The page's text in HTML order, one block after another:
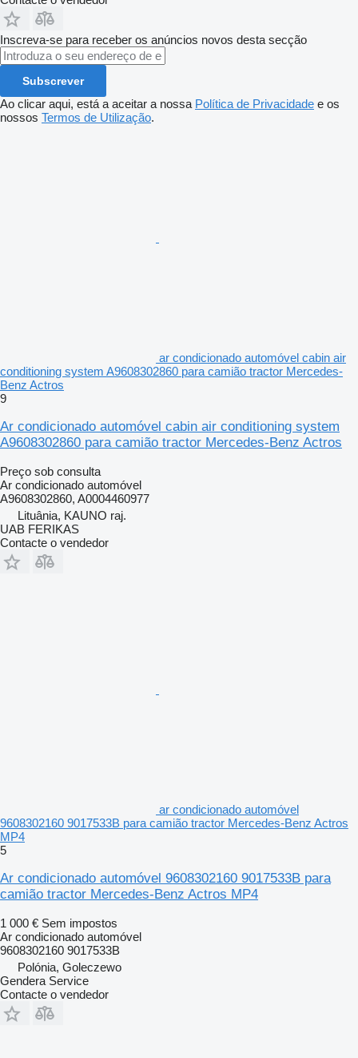
Inscreva-se para receber os anúncios novos desta secção
Subscrever
Ao clicar aqui, está a aceitar a nossa Política de Privacidade e os
nossos Termos de Utilização.
ar condicionado automóvel cabin air
conditioning system A9608302860 para camião tractor Mercedes-
Benz Actros
9
Ar condicionado automóvel cabin air conditioning system
A9608302860 para camião tractor Mercedes-Benz Actros
Preço sob consulta
Ar condicionado automóvel
A9608302860, A0004460977
Lituânia, KAUNO raj.
UAB FERIKAS
Contacte o vendedor
ar condicionado automóvel
9608302160 9017533B para camião tractor Mercedes-Benz Actros
MP4
5
Ar condicionado automóvel 9608302160 9017533B para
camião tractor Mercedes-Benz Actros MP4
1 000 € Sem impostos
Ar condicionado automóvel
9608302160 9017533B
Polónia, Goleczewo
Gendera Service
Contacte o vendedor